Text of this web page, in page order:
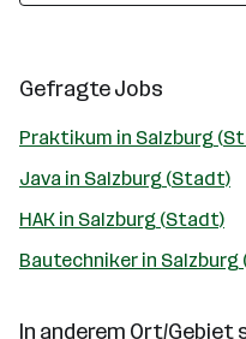
Gefragte Jobs
Praktikum in Salzburg
Java in Salzburg (Stadt)
HAK in Salzburg (Stadt)
Bautechniker in
In anderem Ort/Gebiet